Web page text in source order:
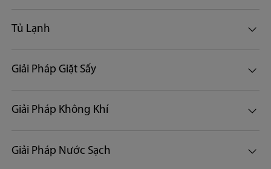
Tủ Lạnh
Giải Pháp Giặt Sấy
Giải Pháp Không Khí
Giải Pháp Nước Sạch